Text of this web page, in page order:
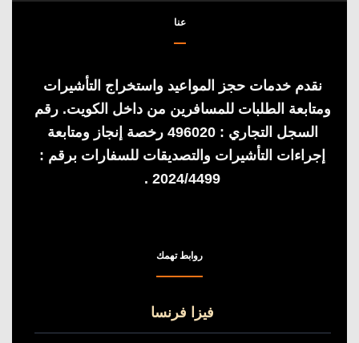
عنا
نقدم خدمات حجز المواعيد واستخراج التأشيرات
ومتابعة الطلبات للمسافرين من داخل الكويت. رقم
السجل التجاري : 496020 رخصة إنجاز ومتابعة
إجراءات التأشيرات والتصديقات للسفارات برقم :
2024/4499 .
روابط تهمك
فيزا فرنسا